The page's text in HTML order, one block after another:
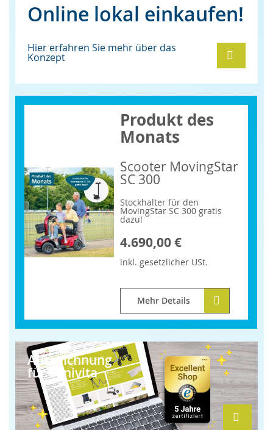
Online lokal einkaufen!
Hier erfahren Sie mehr über das
Konzept
Produkt des
Monats
Scooter MovingStar
SC 300
Stockhalter für den
MovingStar SC 300 gratis
dazu!
4.690,00 €
inkl. gesetzlicherUSt.
Mehr Details
Auszeichnung
für Sanivita